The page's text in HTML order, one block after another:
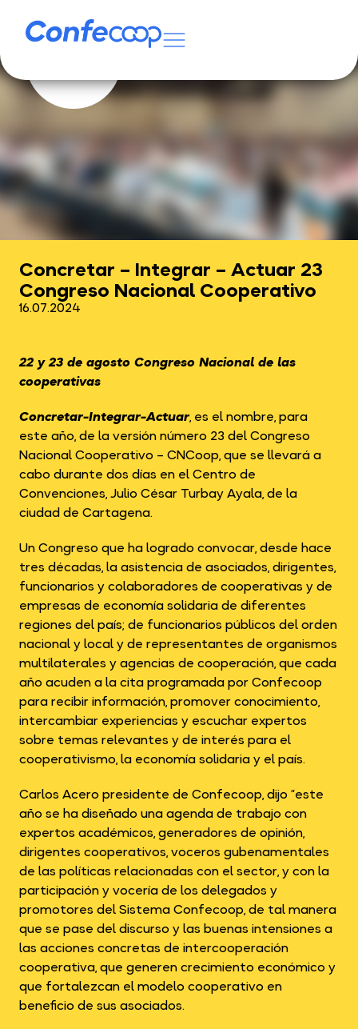
Concretar – Integrar – Actuar 23
Congreso Nacional Cooperativo
16.07.2024
22 y 23 de agosto Congreso Nacional de las
cooperativas
Concretar-Integrar-Actuar, es el nombre, para
este año, de la versión número 23 del Congreso
Nacional Cooperativo – CNCoop, que se llevará a
cabo durante dos días en el Centro de
Convenciones, Julio César Turbay Ayala, de la
ciudad de Cartagena.
Un Congreso que ha logrado convocar, desde hace
tres décadas, la asistencia de asociados, dirigentes,
funcionarios y colaboradores de cooperativas y de
empresas de economía solidaria de diferentes
regiones del país; de funcionarios públicos del orden
nacional y local y de representantes de organismos
multilaterales y agencias de cooperación, que cada
año acuden a la cita programada por Confecoop
para recibir información, promover conocimiento,
intercambiar experiencias y escuchar expertos
sobre temas relevantes y de interés para el
cooperativismo, la economía solidaria y el país.
Carlos Acero presidente de Confecoop, dijo “este
año se ha diseñado una agenda de trabajo con
expertos académicos, generadores de opinión,
dirigentes cooperativos, voceros gubenamentales
de las políticas relacionadas con el sector, y con la
participación y vocería de los delegados y
promotores del Sistema Confecoop, de tal manera
que se pase del discurso y las buenas intensiones a
las acciones concretas de intercooperación
cooperativa, que generen crecimiento económico y
que fortalezcan el modelo cooperativo en
beneficio de sus asociados.